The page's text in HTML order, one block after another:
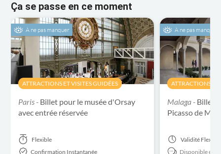
Ça se passe en ce moment
À ne pas manquer
ATTRACTIONS ET VISITES GUIDÉES
Paris - Billet pour le musée d'Orsay
avec entrée réservée
Flexible
Confirmation Instantanée
À ne pas manquer
ATTRACTIONS ET
Malaga - Billets
Picasso de
Validité Flexible
Disponible en: